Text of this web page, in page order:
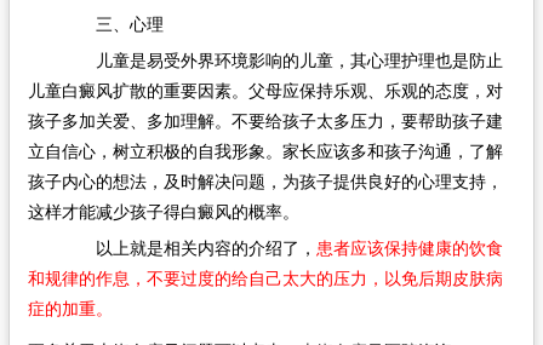
三、心理
儿童是易受外界环境影响的儿童，其心理护理也是防止
儿童白癜风扩散的重要因素。父母应保持乐观、乐观的态度，对
孩子多加关爱、多加理解。不要给孩子太多压力，要帮助孩子建
立自信心，树立积极的自我形象。家长应该多和孩子沟通，了解
孩子内心的想法，及时解决问题，为孩子提供良好的心理支持，
这样才能减少孩子得白癜风的概率。
以上就是相关内容的介绍了， 患者应该保持健康的饮食
和规律的作息，不要过度的给自己太大的压力，以免后期皮肤病
症的加重。